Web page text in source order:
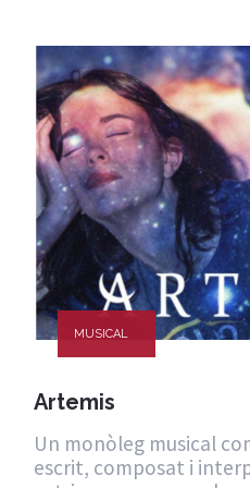
MUSICAL
Artemis
Un monòleg musical
escrit, composat i